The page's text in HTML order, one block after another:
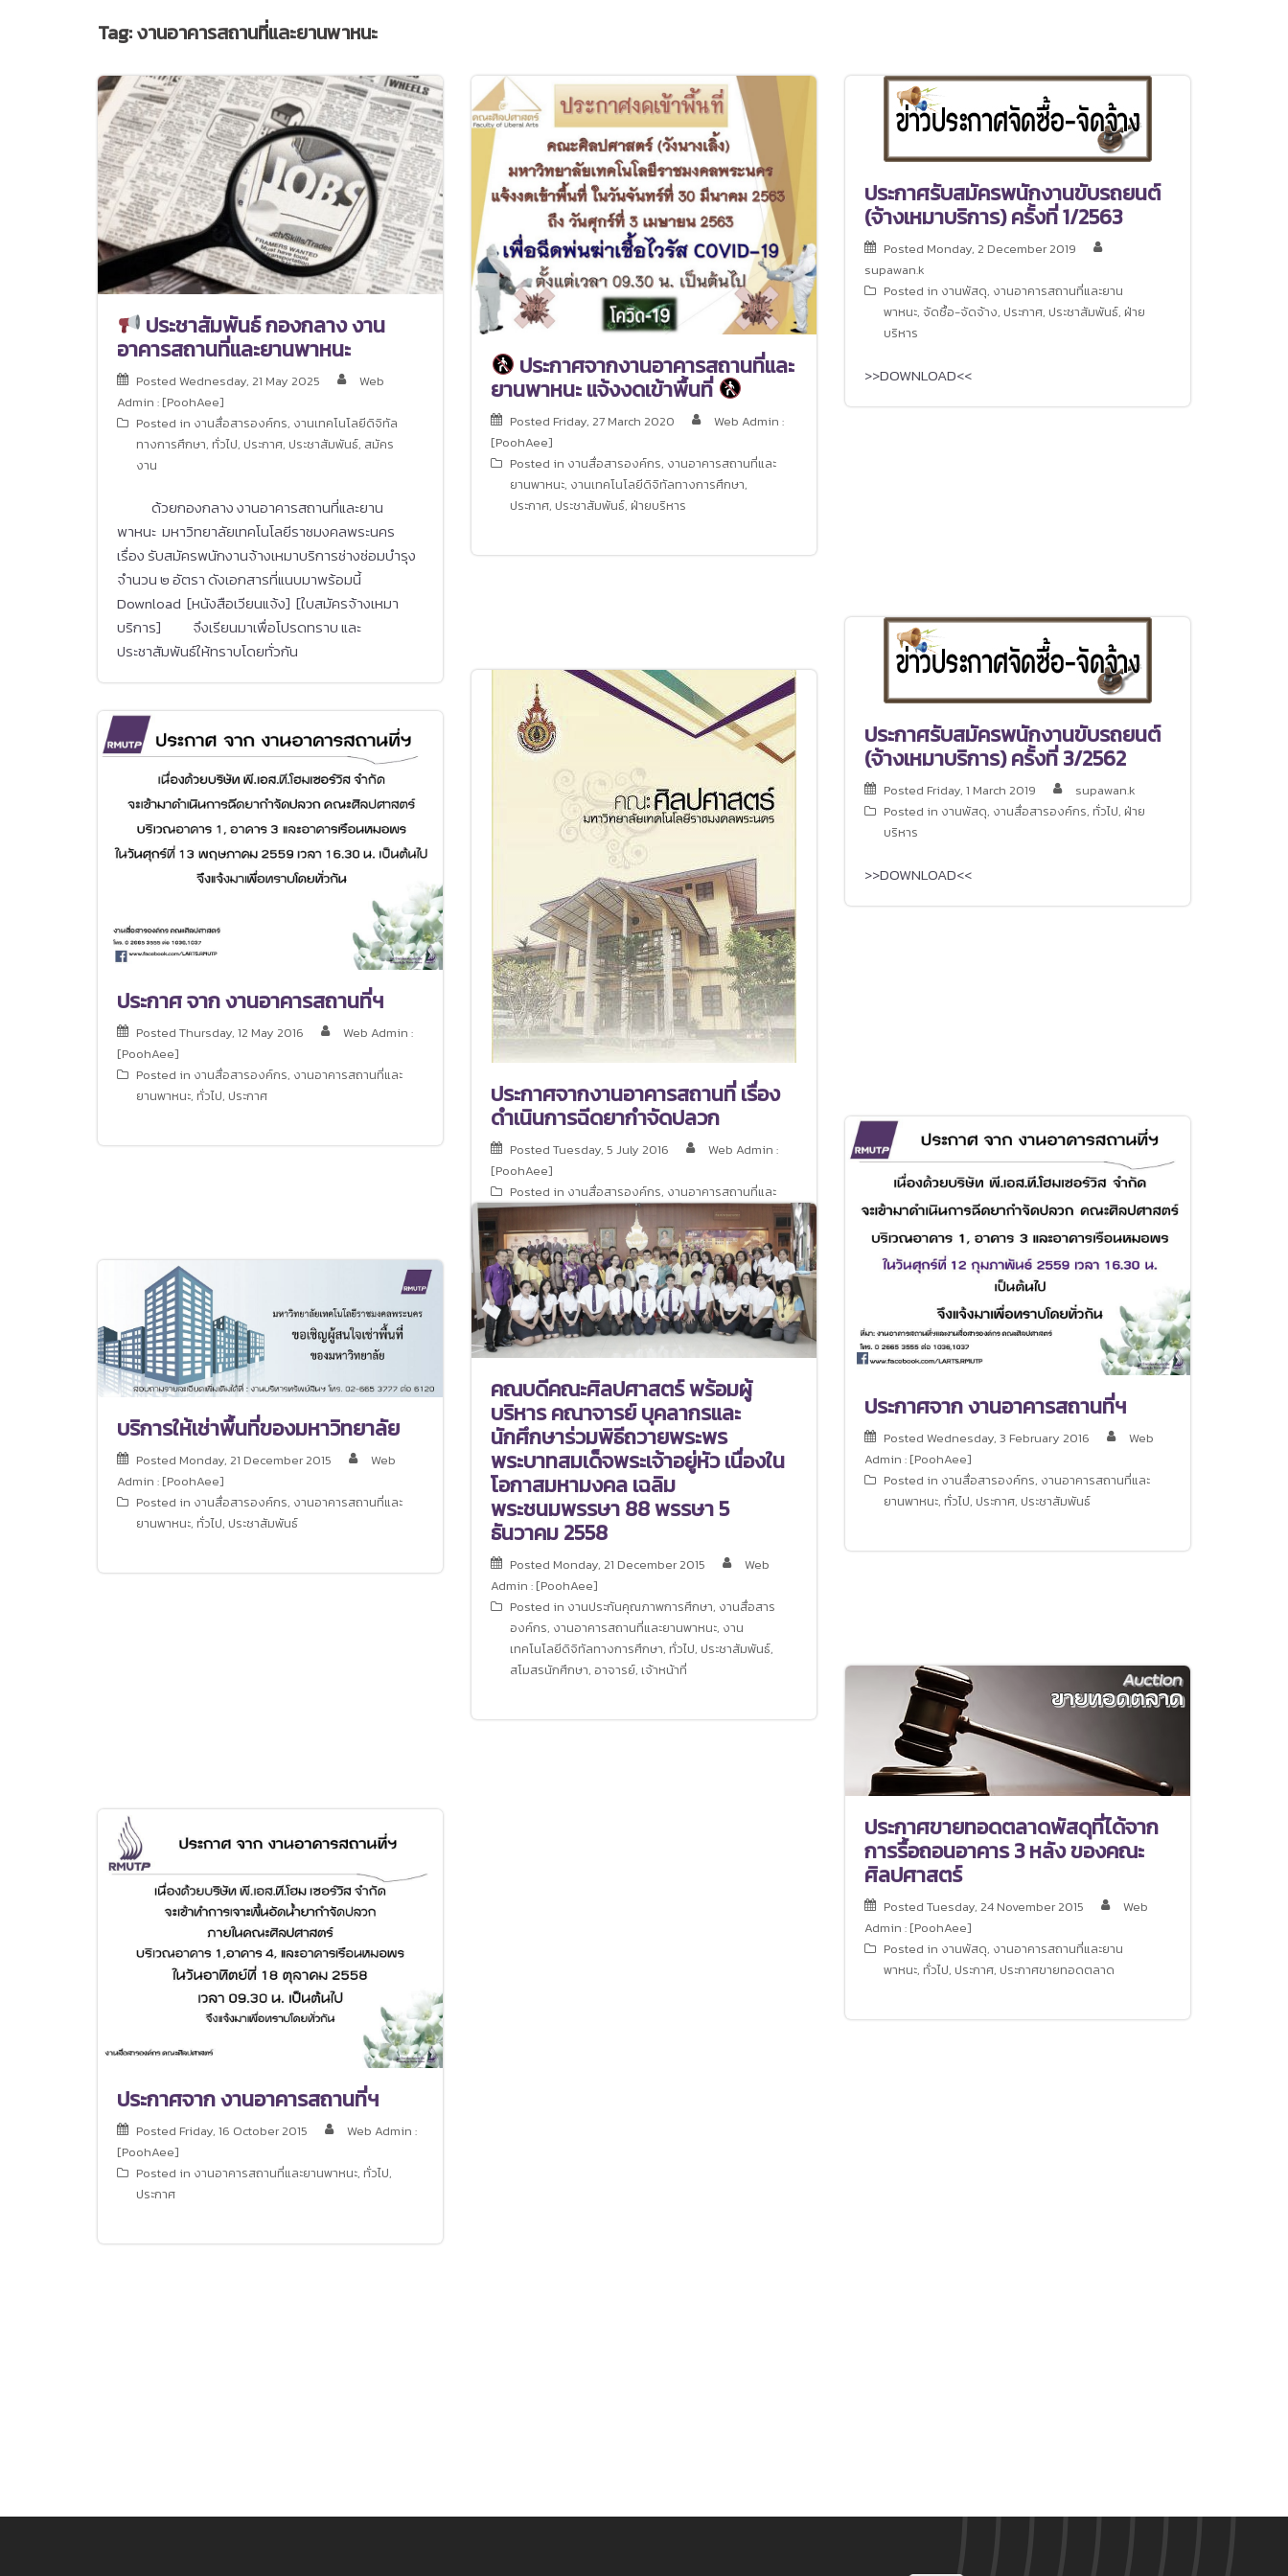
Tag:งานอาคารสถานที่และยานพาหนะ
ประชาสัมพันธ์ กองกลาง งาน
อาคารสถานที่และยานพาหนะ
Posted Wednesday, 21 May 2025
Web
Admin : [PoohAee]
Posted in งานสื่อสารองค์กร, งานเทคโนโลยีดิจิทัล
ทางการศึกษา, ทั่วไป, ประกาศ, ประชาสัมพันธ์, สมัคร
งาน
ด้วยกองกลาง งานอาคารสถานที่และยาน
พาหนะ มหาวิทยาลัยเทคโนโลยีราชมงคลพระนคร
เรื่อง รับสมัครพนักงานจ้างเหมาบริการช่างซ่อมบำรุง
จำนวน ๒ อัตรา ดังเอกสารที่แนบมาพร้อมนี้
Download [หนังสือเวียนแจ้ง] [ใบสมัครจ้างเหมา
บริการ] จึงเรียนมาเพื่อโปรดทราบ และ
ประชาสัมพันธ์ให้ทราบโดยทั่วกัน
ประกาศจากงานอาคารสถานที่และ
ยานพาหนะ แจ้งงดเข้าพื้นที่
Posted Friday, 27 March 2020
Web Admin :
[PoohAee]
Posted in งานสื่อสารองค์กร, งานอาคารสถานที่และ
ยานพาหนะ, งานเทคโนโลยีดิจิทัลทางการศึกษา,
ประกาศ, ประชาสัมพันธ์, ฝ่ายบริหาร
ประกาศรับสมัครพนักงานขับรถยนต์
(จ้างเหมาบริการ) ครั้งที่ 1/2563
Posted Monday, 2 December 2019
supawan.k
Posted in งานพัสดุ, งานอาคารสถานที่และยาน
พาหนะ, จัดซื้อ-จัดจ้าง, ประกาศ, ประชาสัมพันธ์, ฝ่าย
บริหาร
>>DOWNLOAD<<
ประกาศรับสมัครพนักงานขับรถยนต์
(จ้างเหมาบริการ) ครั้งที่ 3/2562
Posted Friday, 1 March 2019
supawan.k
Posted in งานพัสดุ, งานสื่อสารองค์กร, ทั่วไป, ฝ่าย
บริหาร
>>DOWNLOAD<<
ประกาศจากงานอาคารสถานที่ เรื่อง
ดำเนินการฉีดยากำจัดปลวก
Posted Tuesday, 5 July 2016
Web Admin :
[PoohAee]
Posted in งานสื่อสารองค์กร, งานอาคารสถานที่และ
ยานพาหนะ,ทั่วไป,ประชาสัมพันธ์
ประกาศ จาก งานอาคารสถานที่ฯ
Posted Thursday, 12 May 2016
Web Admin :
[PoohAee]
Posted in งานสื่อสารองค์กร, งานอาคารสถานที่และ
ยานพาหนะ, ทั่วไป, ประกาศ
ประกาศจาก งานอาคารสถานที่ฯ
Posted Wednesday, 3 February 2016
Web
Admin : [PoohAee]
Posted in งานสื่อสารองค์กร, งานอาคารสถานที่และ
ยานพาหนะ, ทั่วไป, ประกาศ, ประชาสัมพันธ์
คณบดีคณะศิลปศาสตร์ พร้อมผู้
บริหาร คณาจารย์ บุคลากรและ
นักศึกษาร่วมพิธีถวายพระพร
พระบาทสมเด็จพระเจ้าอยู่หัว เนื่องใน
โอกาสมหามงคล เฉลิม
พระชนมพรรษา 88 พรรษา 5
ธันวาคม 2558
Posted Monday, 21 December 2015
Web
Admin : [PoohAee]
Posted in งานประกันคุณภาพการศึกษา, งานสื่อสาร
องค์กร, งานอาคารสถานที่และยานพาหนะ, งาน
เทคโนโลยีดิจิทัลทางการศึกษา, ทั่วไป, ประชาสัมพันธ์,
สโมสรนักศึกษา, อาจารย์, เจ้าหน้าที่
บริการให้เช่าพื้นที่ของมหาวิทยาลัย
Posted Monday, 21 December 2015
Web
Admin : [PoohAee]
Posted in งานสื่อสารองค์กร, งานอาคารสถานที่และ
ยานพาหนะ, ทั่วไป, ประชาสัมพันธ์
ประกาศขายทอดตลาดพัสดุที่ได้จาก
การรื้อถอนอาคาร 3 หลัง ของคณะ
ศิลปศาสตร์
Posted Tuesday, 24 November 2015
Web
Admin : [PoohAee]
Posted in งานพัสดุ, งานอาคารสถานที่และยาน
พาหนะ, ทั่วไป, ประกาศ, ประกาศขายทอดตลาด
ประกาศจาก งานอาคารสถานที่ฯ
Posted Friday, 16 October 2015
Web Admin :
[PoohAee]
Posted in งานอาคารสถานที่และยานพาหนะ, ทั่วไป,
ประกาศ